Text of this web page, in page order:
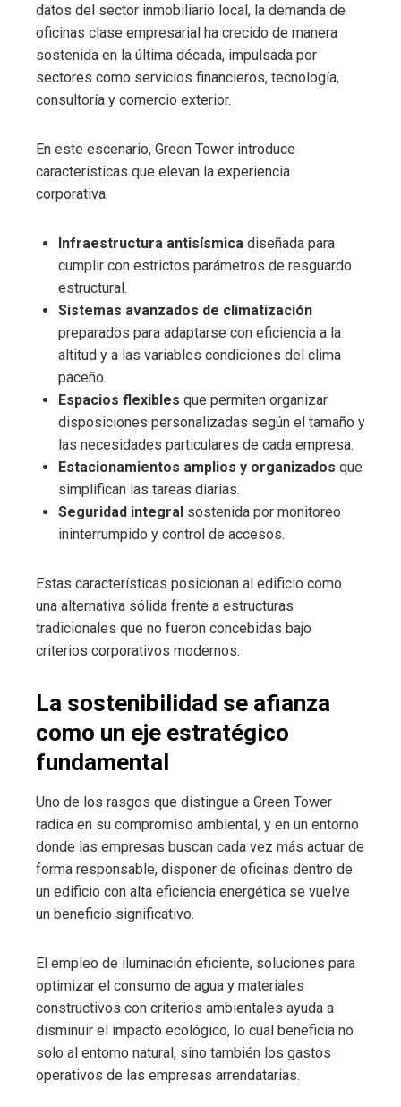
datos del sector inmobiliario local, la demanda de
oficinas clase empresarial ha crecido de manera
sostenida en la última década, impulsada por
sectores como servicios financieros, tecnología,
consultoría y comercio exterior.
En este escenario, Green Tower introduce
características que elevan la experiencia
corporativa:
Infraestructura antisísmica diseñada para
cumplir con estrictos parámetros de resguardo
estructural.
Sistemas avanzados de climatización
preparados para adaptarse con eficiencia a la
altitud y a las variables condiciones del clima
paceño.
Espacios flexibles que permiten organizar
disposiciones personalizadas según el tamaño y
las necesidades particulares de cada empresa.
Estacionamientos amplios y organizados que
simplifican las tareas diarias.
Seguridad integral sostenida por monitoreo
ininterrumpido y control de accesos.
Estas características posicionan al edificio como
una alternativa sólida frente a estructuras
tradicionales que no fueron concebidas bajo
criterios corporativos modernos.
La sostenibilidad se afianza
como un eje estratégico
fundamental
Uno de los rasgos que distingue a Green Tower
radica en su compromiso ambiental, y en un entorno
donde las empresas buscan cada vez más actuar de
forma responsable, disponer de oficinas dentro de
un edificio con alta eficiencia energética se vuelve
un beneficio significativo.
El empleo de iluminación eficiente, soluciones para
optimizar el consumo de agua y materiales
constructivos con criterios ambientales ayuda a
disminuir el impacto ecológico, lo cual beneficia no
solo al entorno natural, sino también los gastos
operativos de las empresas arrendatarias.